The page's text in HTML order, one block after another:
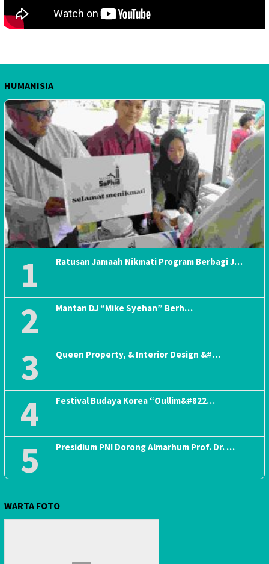
HUMANISIA
1 Ratusan Jamaah Nikmati Program Berbagi J…
2 Mantan DJ “Mike Syehan” Berh…
3 Queen Property, & Interior Design &#…
4 Festival Budaya Korea “Oullim&#822…
5 Presidium PNI Dorong Almarhum Prof. Dr. …
WARTA FOTO